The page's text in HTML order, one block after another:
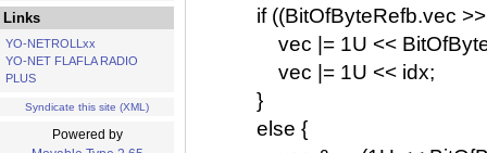
Links
YO-NETROLLxx
YO-NET FLAFLA RADIO
PLUS
Syndicate this site (XML)
Powered by
if ((BitOfByteRefb.vec >>
vec |= 1U <<
vec |= 1U << idx;
}
else {